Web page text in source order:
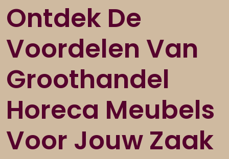
Ontdek De
Voordelen Van
Groothandel
Horeca Meubels
Voor Jouw Zaak